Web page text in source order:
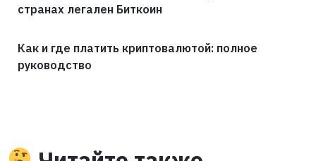
странах легален Биткоин
Как и где платить криптовалютой: полное
руководство